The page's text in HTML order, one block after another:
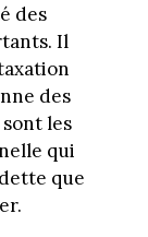
des
Il
des
les
qui
que